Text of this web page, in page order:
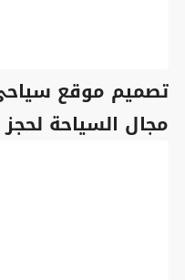
تصميم موقع
مجال السياحة